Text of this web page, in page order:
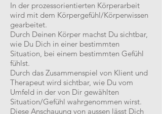
In der prozessorientierten Körperarbeit
wird mit dem Körpergefühl/Körperwissen
gearbeitet.
Durch Deinen Körper machst Du sichtbar,
wie Du Dich in einer bestimmten
Situation, bei einem bestimmten Gefühl
fühlst.
Durch das Zusammenspiel von Klient und
Therapeut wird sichtbar, wie Du vom
Umfeld in der von Dir gewählten
Situation/Gefühl wahrgenommen wirst.
Diese Anschauung von aussen lässt Dich